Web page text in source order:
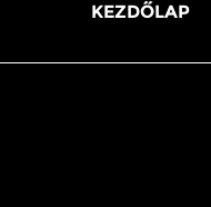
KEZDŐLAP